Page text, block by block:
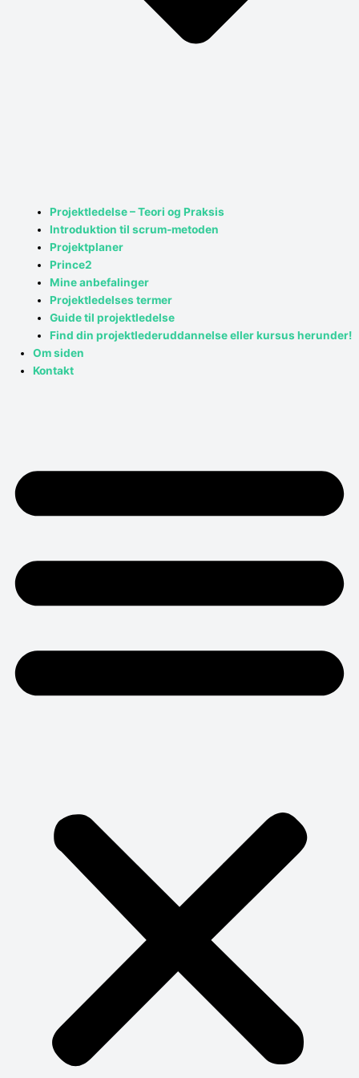
Projektledelse – Teori og Praksis
Introduktion til scrum-metoden
Projektplaner
Prince2
Mine anbefalinger
Projektledelses termer
Guide til projektledelse
Find din projektlederuddannelse eller kursus herunder!
Om siden
Kontakt